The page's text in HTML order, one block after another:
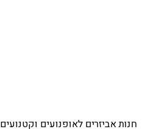
חנותאביזרים לאופנועים וקטנועים